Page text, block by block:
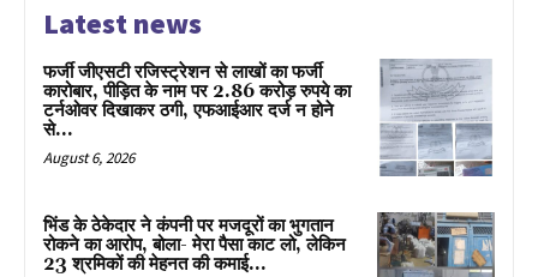
Latest news
फर्जी जीएसटी रजिस्ट्रेशन से लाखों का फर्जी
कारोबार, पीड़ित के नाम पर 2.86 करोड़ रुपये का
टर्नओवर दिखाकर ठगी, एफआईआर दर्ज न होने
से...
August 6, 2026
भिंड के ठेकेदार ने कंपनी पर मजदूरों का भुगतान
रोकने का आरोप, बोला- मेरा पैसा काट लो, लेकिन
23 श्रमिकों की मेहनत की कमाई...